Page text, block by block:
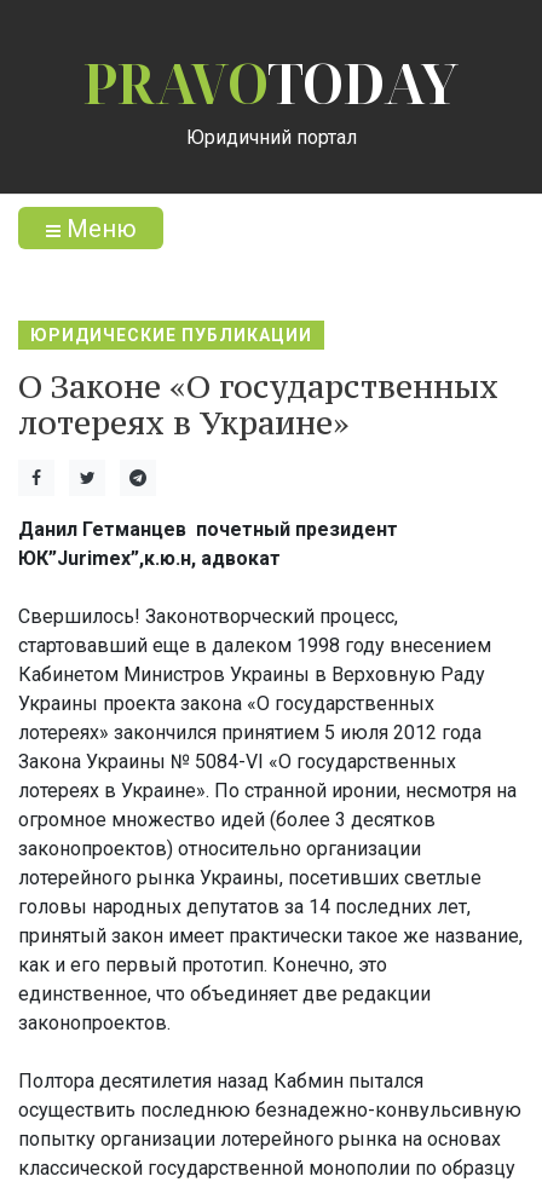
PRAVOTODAY
Юридичний портал
Меню
ЮРИДИЧЕСКИЕ ПУБЛИКАЦИИ
О Законе «О государственных
лотереях в Украине»
Данил Гетманцев почетный президент
ЮК”Jurimex”,к.ю.н, адвокат
Свершилось! Законотворческий процесс,
стартовавший еще в далеком 1998 году внесением
Кабинетом Министров Украины в Верховную Раду
Украины проекта закона «О государственных
лотереях» закончился принятием 5 июля 2012 года
Закона Украины № 5084-VI «О государственных
лотереях в Украине». По странной иронии, несмотря на
огромное множество идей (более 3 десятков
законопроектов) относительно организации
лотерейного рынка Украины, посетивших светлые
головы народных депутатов за 14 последних лет,
принятый закон имеет практически такое же название,
как и его первый прототип. Конечно, это
единственное, что объединяет две редакции
законопроектов.
Полтора десятилетия назад Кабмин пытался
осуществить последнюю безнадежно-конвульсивную
попытку организации лотерейного рынка на основах
классической государственной монополии по образцу